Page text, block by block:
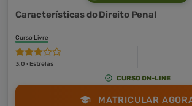
Características do Direito Penal
Curso Livre
3,0 · Estrelas
CURSO ON-LINE
MATRICULAR